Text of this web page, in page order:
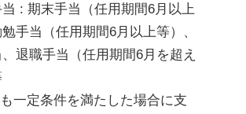
: 期末手当（任用期間6月以上
手当（任用期間6月以上等）、
退職手当（任用期間6月を超え
一定条件を満たした場合に支